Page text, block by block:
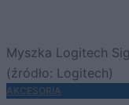
Myszka Logitech
(źródło: Logitech)
AKCESORIA